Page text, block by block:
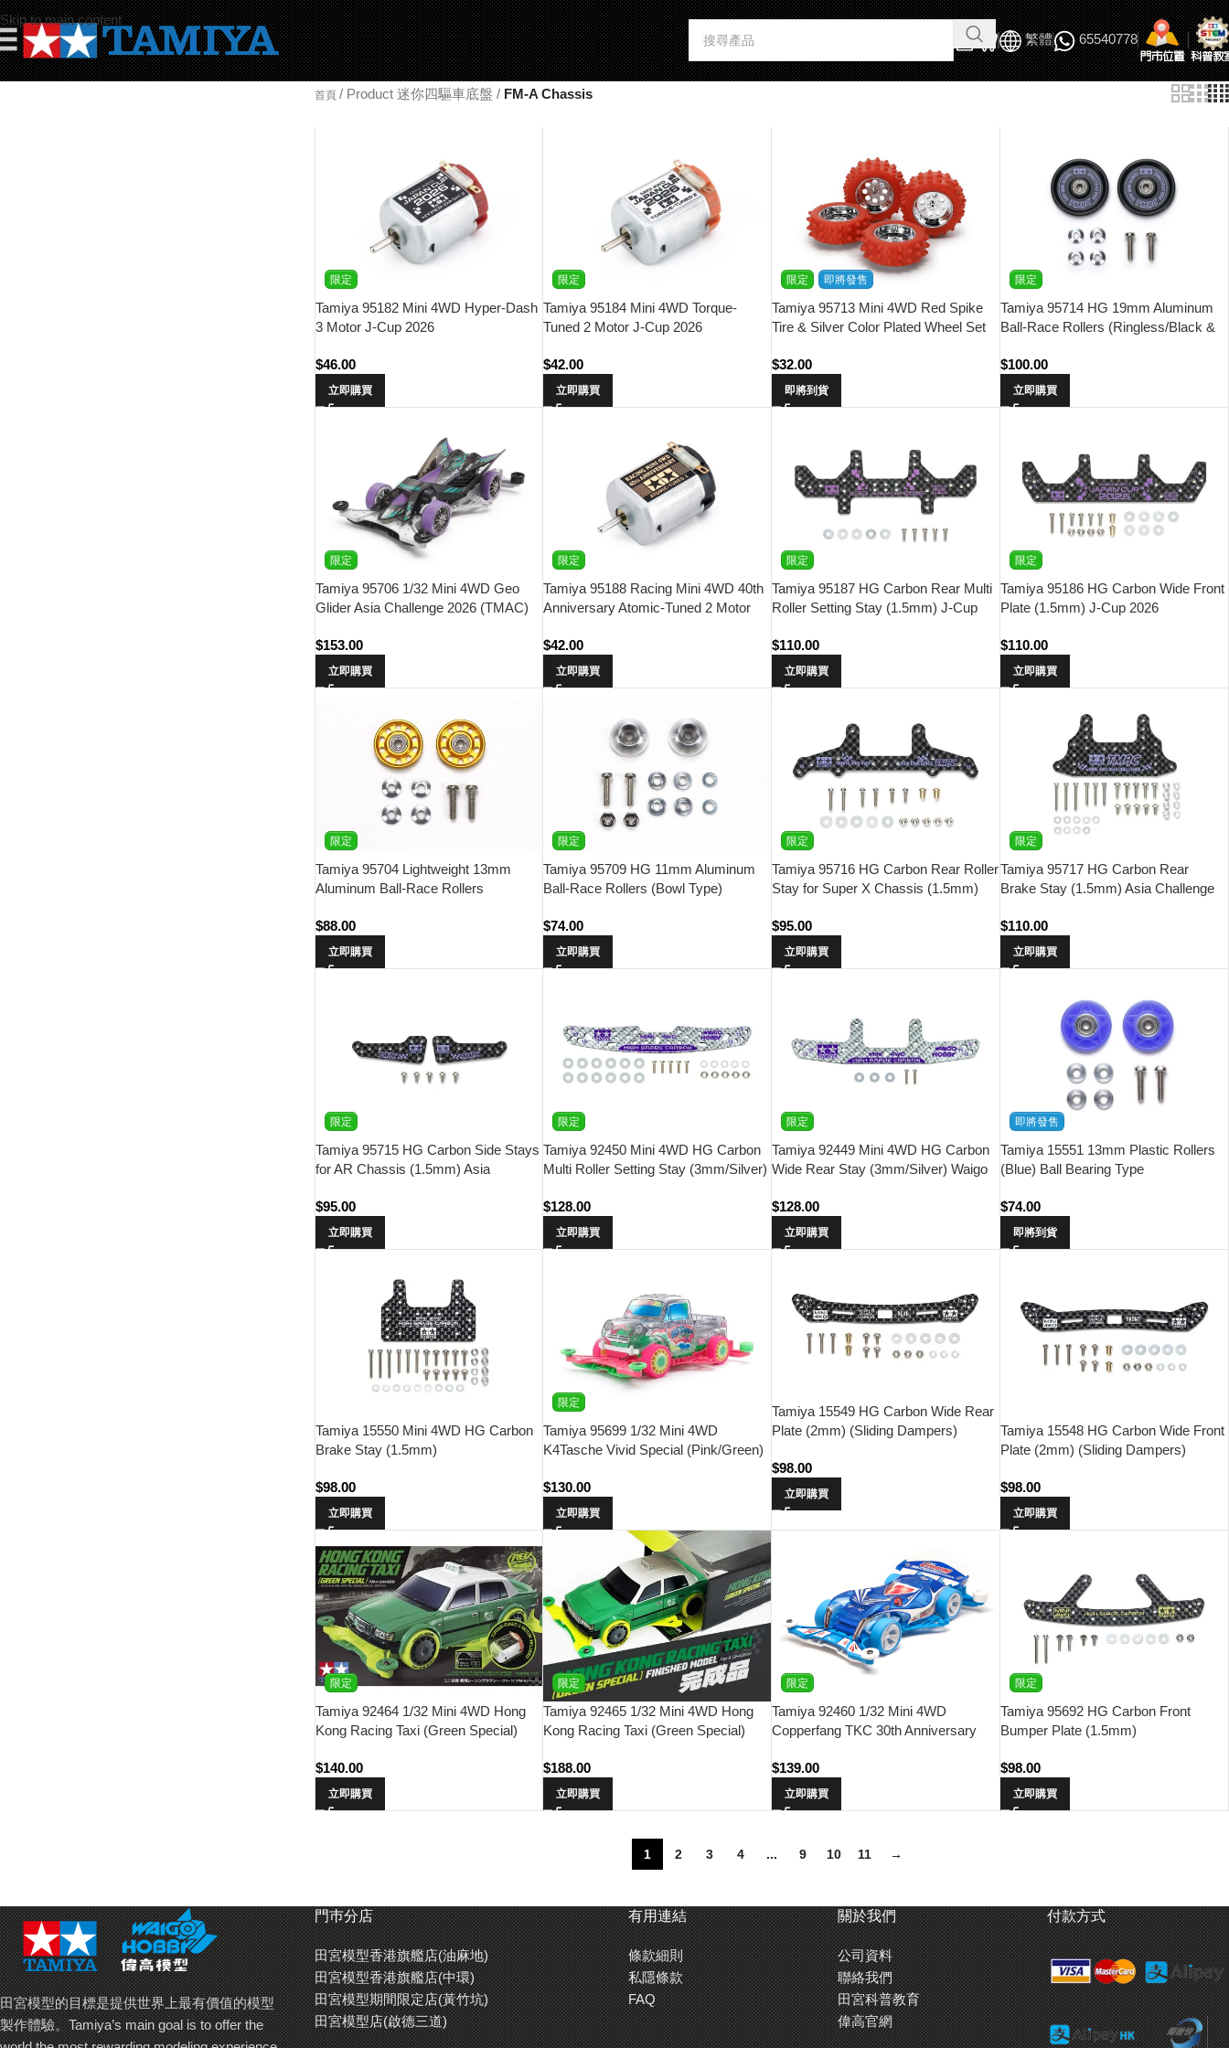
Skip to main content
繁體 65540778
首頁 / Product 迷你四驅車底盤 / FM-A Chassis
限定
Tamiya 95182 Mini 4WD Hyper-Dash
3 Motor J-Cup 2026
$46.00
立即購買
限定
Tamiya 95184 Mini 4WD Torque-
Tuned 2 Motor J-Cup 2026
$42.00
立即購買
限定 即將發售
Tamiya 95713 Mini 4WD Red Spike
Tire & Silver Color Plated Wheel Set
$32.00
即將到貨
限定
Tamiya 95714 HG 19mm Aluminum
Ball-Race Rollers (Ringless/Black &
$100.00
立即購買
限定
Tamiya 95706 1/32 Mini 4WD Geo
Glider Asia Challenge 2026 (TMAC)
$153.00
立即購買
限定
Tamiya 95188 Racing Mini 4WD 40th
Anniversary Atomic-Tuned 2 Motor
$42.00
立即購買
限定
Tamiya 95187 HG Carbon Rear Multi
Roller Setting Stay (1.5mm) J-Cup
$110.00
立即購買
限定
Tamiya 95186 HG Carbon Wide Front
Plate (1.5mm) J-Cup 2026
$110.00
立即購買
限定
Tamiya 95704 Lightweight 13mm
Aluminum Ball-Race Rollers
$88.00
立即購買
限定
Tamiya 95709 HG 11mm Aluminum
Ball-Race Rollers (Bowl Type)
$74.00
立即購買
限定
Tamiya 95716 HG Carbon Rear Roller
Stay for Super X Chassis (1.5mm)
$95.00
立即購買
限定
Tamiya 95717 HG Carbon Rear
Brake Stay (1.5mm) Asia Challenge
$110.00
立即購買
限定
Tamiya 95715 HG Carbon Side Stays
for AR Chassis (1.5mm) Asia
$95.00
立即購買
限定
Tamiya 92450 Mini 4WD HG Carbon
Multi Roller Setting Stay (3mm/Silver)
$128.00
立即購買
限定
Tamiya 92449 Mini 4WD HG Carbon
Wide Rear Stay (3mm/Silver) Waigo
$128.00
立即購買
即將發售
Tamiya 15551 13mm Plastic Rollers
(Blue) Ball Bearing Type
$74.00
即將到貨
Tamiya 15550 Mini 4WD HG Carbon
Brake Stay (1.5mm)
$98.00
立即購買
限定
Tamiya 95699 1/32 Mini 4WD
K4Tasche Vivid Special (Pink/Green)
$130.00
立即購買
Tamiya 15549 HG Carbon Wide Rear
Plate (2mm) (Sliding Dampers)
$98.00
立即購買
Tamiya 15548 HG Carbon Wide Front
Plate (2mm) (Sliding Dampers)
$98.00
立即購買
限定
Tamiya 92464 1/32 Mini 4WD Hong
Kong Racing Taxi (Green Special)
$140.00
立即購買
限定
Tamiya 92465 1/32 Mini 4WD Hong
Kong Racing Taxi (Green Special)
$188.00
立即購買
限定
Tamiya 92460 1/32 Mini 4WD
Copperfang TKC 30th Anniversary
$139.00
立即購買
限定
Tamiya 95692 HG Carbon Front
Bumper Plate (1.5mm)
$98.00
立即購買
1 2 3 4 ... 9 10 11 →
田宮模型的目標是提供世界上最有價值的模型
製作體驗。Tamiya’s main goal is to offer the
門巿分店
田宮模型香港旗艦店(油麻地)
田宮模型香港旗艦店(中環)
田宮模型期間限定店(黃竹坑)
田宮模型店(啟德三道)
有用連結
條款細則
私隱條款
FAQ
關於我們
公司資料
聯絡我們
田宮科普教育
偉高官網
付款方式